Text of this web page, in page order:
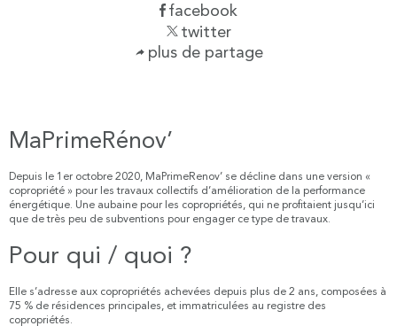
facebook
twitter
plus de partage
MaPrimeRénov’
Depuis le 1er octobre 2020, MaPrimeRenov’ se décline dans une version «
copropriété » pour les travaux collectifs d’amélioration de la performance
énergétique. Une aubaine pour les copropriétés, qui ne profitaient jusqu’ici
que de très peu de subventions pour engager ce type de travaux.
Pour qui / quoi ?
Elle s’adresse aux copropriétés achevées depuis plus de 2 ans, composées à
75 % de résidences principales, et immatriculées au registre des
copropriétés.